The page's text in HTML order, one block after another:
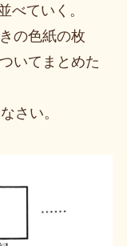
べていく。
の色紙の枚
いてまとめた
さい。